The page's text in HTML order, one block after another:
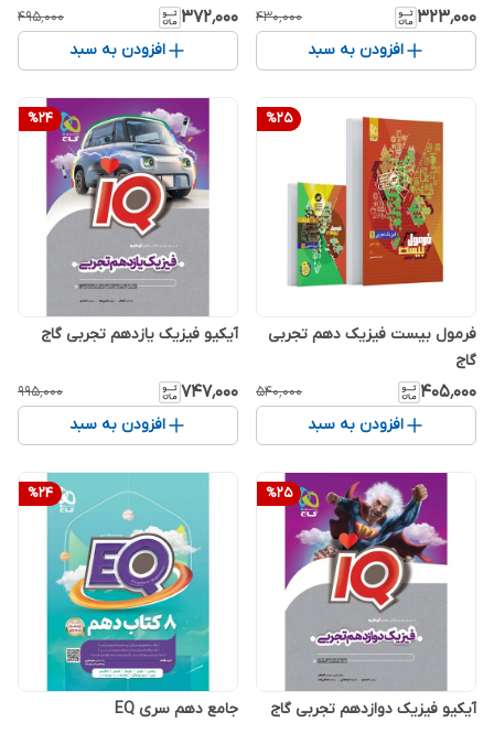
۳۲۳٬۰۰۰ ۴۳۰٬۰۰۰
افزودن به سبد
۳۷۲٬۰۰۰ ۴۹۵٬۰۰۰
افزودن به سبد
%25
فرمول بیست فیزیک دهم تجربی
گاج
۴۰۵٬۰۰۰ ۵۴۰٬۰۰۰
افزودن به سبد
%24
آیکیو فیزیک یازدهم تجربی گاج
۷۴۷٬۰۰۰ ۹۹۵٬۰۰۰
افزودن به سبد
%25
آیکیو فیزیک دوازدهم تجربی گاج
%24
جامع دهم سری EQ